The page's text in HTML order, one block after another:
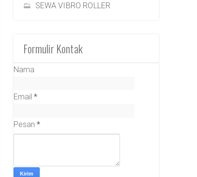
SEWA VIBRO ROLLER
Formulir Kontak
Nama
Email*
Pesan*